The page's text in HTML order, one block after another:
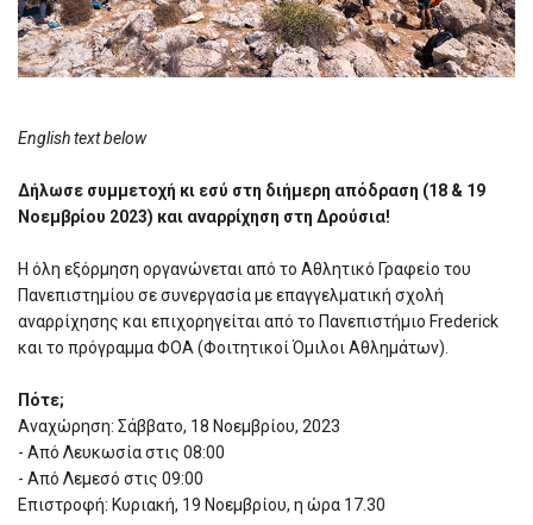
English text below
Δήλωσε συμμετοχή κι εσύ στη διήμερη απόδραση (18 & 19
Νοεμβρίου 2023) και αναρρίχηση στη Δρούσια!
H όλη εξόρμηση οργανώνεται από το Αθλητικό Γραφείο του
Πανεπιστημίου σε συνεργασία με επαγγελματική σχολή
αναρρίχησης και επιχορηγείται από το Πανεπιστήμιο Frederick
και το πρόγραμμα ΦΟΑ (Φοιτητικοί Όμιλοι Αθλημάτων).
Πότε;
Αναχώρηση: Σάββατο, 18 Νοεμβρίου, 2023
- Από Λευκωσία στις 08:00
- Από Λεμεσό στις 09:00
Επιστροφή: Κυριακή, 19 Νοεμβρίου, η ώρα 17.30